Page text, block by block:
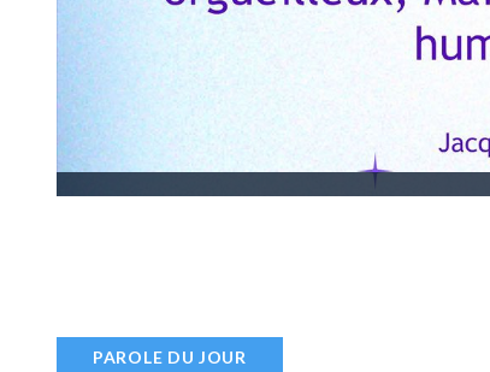
PAROLE DU JOUR